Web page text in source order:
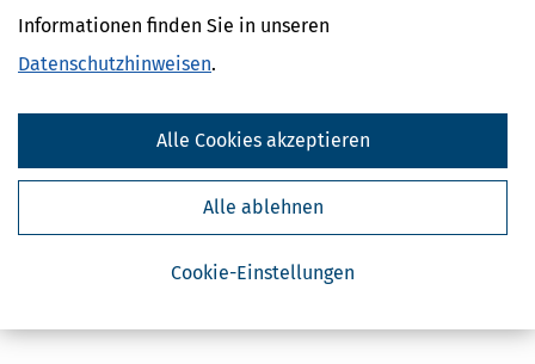
Informationen finden Sie in unseren
Datenschutzhinweisen.
Cookie-Einstellungen
Alle ablehnen
Alle Cookies akzeptieren
Taschenbuch
In den Warenkorb
zzgl. Versandkosten 1,95 €; bei Auslandsversand plus 2 €.